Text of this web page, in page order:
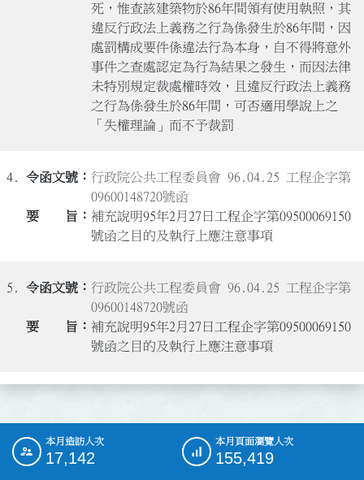
死，惟查該建築物於86年間領有使用執照，其
違反行政法上義務之行為係發生於86年間，因
處罰構成要件係違法行為本身，自不得將意外
事件之查處認定為行為結果之發生，而因法律
未特別規定裁處權時效，且違反行政法上義務
之行為係發生於86年間，可否適用學說上之
「失權理論」而不予裁罰
4.
行政院公共工程委員會 96.04.25 工程企字第
09600148720號函
補充說明95年2月27日工程企字第09500069150
號函之目的及執行上應注意事項
5.
行政院公共工程委員會 96.04.25 工程企字第
09600148720號函
補充說明95年2月27日工程企字第09500069150
號函之目的及執行上應注意事項
::: 本月造訪人次
17,142
本月頁面瀏覽人次
155,419